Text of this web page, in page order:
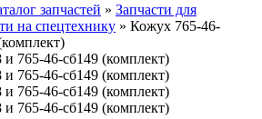
запчастей » Запчасти для
на спецтехнику » Кожух 765-46-